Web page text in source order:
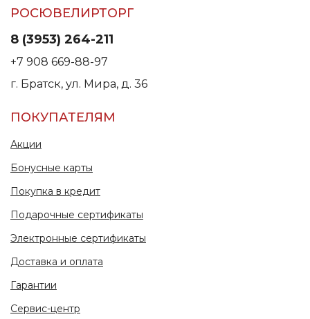
РОСЮВЕЛИРТОРГ
8 (3953) 264-211
+7 908 669-88-97
г. Братск, ул. Мира, д. 36
ПОКУПАТЕЛЯМ
Акции
Бонусные карты
Покупка в кредит
Подарочные сертификаты
Электронные сертификаты
Доставка и оплата
Гарантии
Сервис-центр